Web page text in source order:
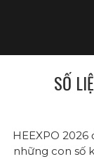
SỐ
HEEXPO
những con số